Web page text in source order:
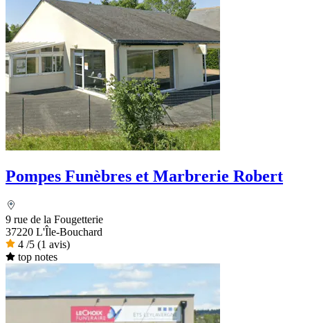
Pompes Funèbres et Marbrerie Robert
9 rue de la Fougetterie
37220 L'Île-Bouchard
4 /5 (1 avis)
top notes